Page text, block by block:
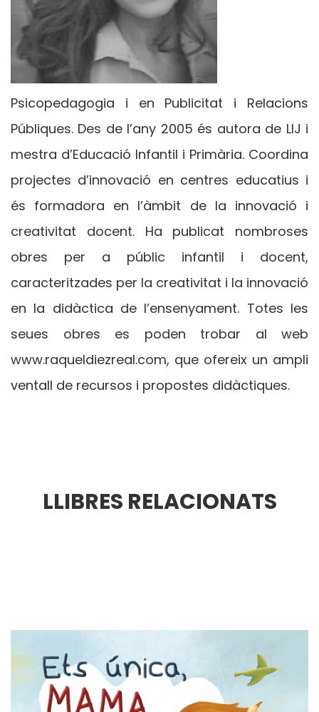
Psicopedagogia i en Publicitat i Relacions
Públiques. Des de l’any 2005 és autora de LIJ i
mestra d’Educació Infantil i Primària. Coordina
projectes d’innovació en centres educatius i
és formadora en l’àmbit de la innovació i
creativitat docent. Ha publicat nombroses
obres per a públic infantil i docent,
caracteritzades per la creativitat i la innovació
en la didàctica de l’ensenyament. Totes les
seues obres es poden trobar al web
www.raqueldiezreal.com, que ofereix un ampli
ventall de recursos i propostes didàctiques.
LLIBRES RELACIONATS